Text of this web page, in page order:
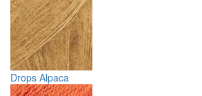
Drops Alpaca